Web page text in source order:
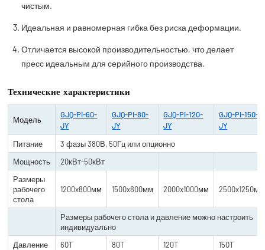
чистым.
Идеальная и равномерная гибка без риска деформации.
Отличается высокой производительностью, что делает
пресс идеальным для серийного производства.
Технические характеристики
Модель
GJQ-PI-60-
JY
GJQ-PI-80-
JY
GJQ-PI-120-
JY
GJQ-PI-150-
JY
Питание
3 фазы 380В, 50Гц или опционно
Мощность
20кВт-50кВт
Размеры
рабочего
стола
1200x800мм 1500x800мм 2000x1000мм 2500x1250мм
Размеры рабочего стола и давление можно настроить
индивидуально
Давление
60T 80T 120T
150T